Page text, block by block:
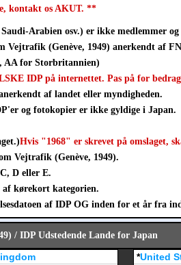
kontakt os AKUT. **
Arabien osv.) er ikke medlemmer
(Genève, 1949) anerkendt af
AA for Storbritannien)
IDP på internettet. Pas på for
af landet eller myndigheden.
og fotokopier er ikke gyldige i Japan.
Hvis "1968" er skrevet på omslaget,
Vejtrafik (Genève, 1949).
D eller E.
kørekort kategorien.
af IDP OG inden for et år fra
/ IDP Udstedende Lande for Japan
*United